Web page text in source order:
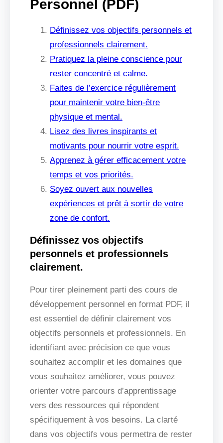
Personnel (PDF)
Définissez vos objectifs personnels et
professionnels clairement.
Pratiquez la pleine conscience pour
rester concentré et calme.
Faites de l’exercice régulièrement
pour maintenir votre bien-être
physique et mental.
Lisez des livres inspirants et
motivants pour nourrir votre esprit.
Apprenez à gérer efficacement votre
temps et vos priorités.
Soyez ouvert aux nouvelles
expériences et prêt à sortir de votre
zone de confort.
Définissez vos objectifs
personnels et professionnels
clairement.
Pour tirer pleinement parti des cours de
développement personnel en format PDF, il
est essentiel de définir clairement vos
objectifs personnels et professionnels. En
identifiant avec précision ce que vous
souhaitez accomplir et les domaines que
vous souhaitez améliorer, vous pouvez
orienter votre parcours d’apprentissage
vers des ressources qui répondent
spécifiquement à vos besoins. La clarté
dans vos objectifs vous permettra de rester